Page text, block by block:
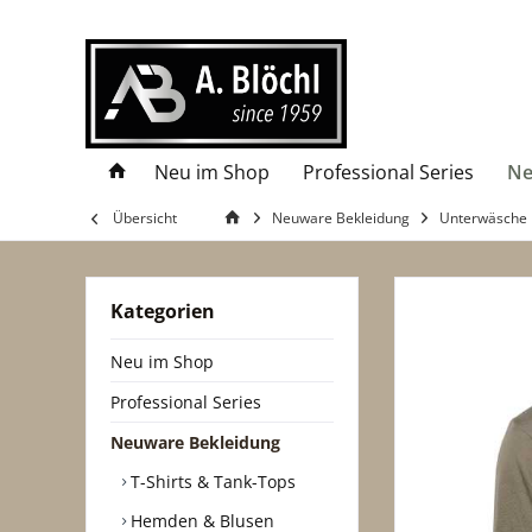
Neu im Shop Professional Series
Übersicht Neuware Bekleidung Unterwäsche
Kategorien
Neu im Shop
Professional Series
Neuware Bekleidung
T-Shirts & Tank-Tops
Hemden & Blusen